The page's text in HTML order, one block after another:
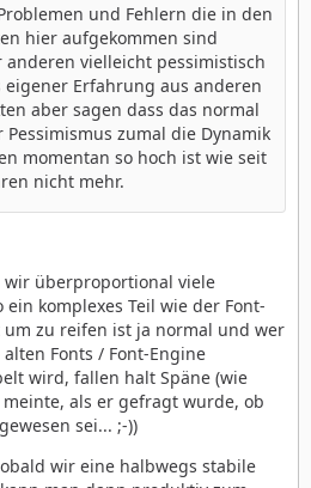
und Fehlern die in den
hier aufgekommen sind
vielleicht pessimistisch
Erfahrung aus anderen
aber sagen dass das normal
zumal die Dynamik
momentan so hoch ist wie seit
nicht mehr.
wir überproportional viele
ein komplexes Teil wie der Font-
zu reifen ist ja normal und wer
Fonts / Font-Engine
wird, fallen halt Späne (wie
als er gefragt wurde, ob
sei... ;-))
wir eine halbwegs stabile